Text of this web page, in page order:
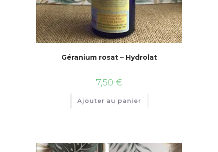
Géranium rosat – Hydrolat
7,50 €
Ajouter au panier